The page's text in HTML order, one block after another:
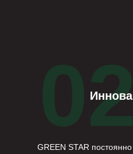
GREEN STAR